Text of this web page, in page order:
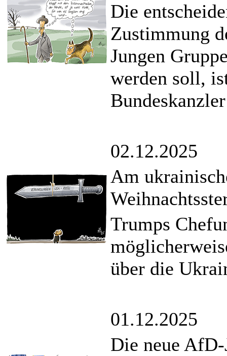
Die
Zustimmung
Jungen
werden soll,
02.12.2025
Am
Trumps
über die
01.12.2025
Die neue AfD-